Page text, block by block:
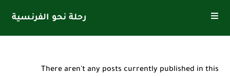
content
رحلة نحو الفرنسية
There aren't any posts currently published in this